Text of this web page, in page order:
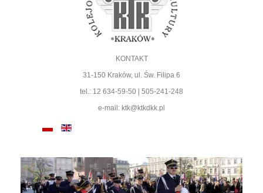
KONTAKT
31-150 Kraków, ul. Św. Filipa 6
tel.: 12 634-59-50 | 505-241-248
e-mail: ktk@ktkdkk.pl